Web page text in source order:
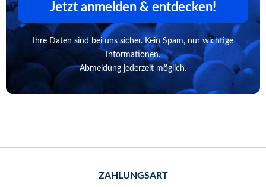
Jetzt anmelden & entdecken!
Ihre Daten sind bei uns sicher. Kein Spam, nur wichtige
Informationen.
Abmeldung jederzeit möglich.
ZAHLUNGSART